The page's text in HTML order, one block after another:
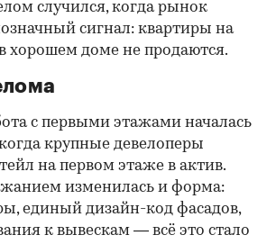
случился, когда рынок
сигнал: квартиры на
хорошем доме не продаются.
с первыми этажами началась
крупные девелоперы
на первом этаже в актив.
изменилась и форма:
единый дизайн-код фасадов,
к вывескам — всё это стало